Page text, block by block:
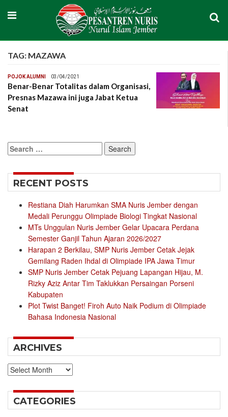
TAG: MAZAWA
POJOK ALUMNI 03/04/2021
Benar-Benar Totalitas dalam Organisasi,
Presnas Mazawa ini juga Jabat Ketua
Senat
Search
for:
RECENT POSTS
Restiana Diah Harumkan SMA Nuris Jember dengan
Medali Perunggu Olimpiade Biologi Tingkat Nasional
MTs Unggulan Nuris Jember Gelar Upacara Perdana
Semester Ganjil Tahun Ajaran 2026/2027
Harapan 2 Berkilau, SMP Nuris Jember Cetak Jejak
Gemilang Raden Ihdal di Olimpiade IPA Jawa Timur
SMP Nuris Jember Cetak Pejuang Lapangan Hijau, M.
Rizky Aziz Antar Tim Taklukkan Persaingan Porseni
Kabupaten
Plot Twist Banget! Firoh Auto Naik Podium di Olimpiade
Bahasa Indonesia Nasional
ARCHIVES
Archives
CATEGORIES